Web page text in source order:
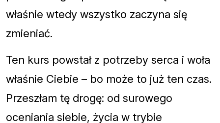
właśnie wtedy wszystko zaczyna się
zmieniać.
Ten kurs powstał z potrzeby serca i woła
właśnie Ciebie – bo może to już ten czas.
Przeszłam tę drogę: od surowego
oceniania siebie, życia w trybie